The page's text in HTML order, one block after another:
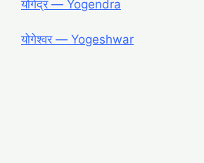
योगेंद्र ― Yogendra
योगेश्वर ― Yogeshwar